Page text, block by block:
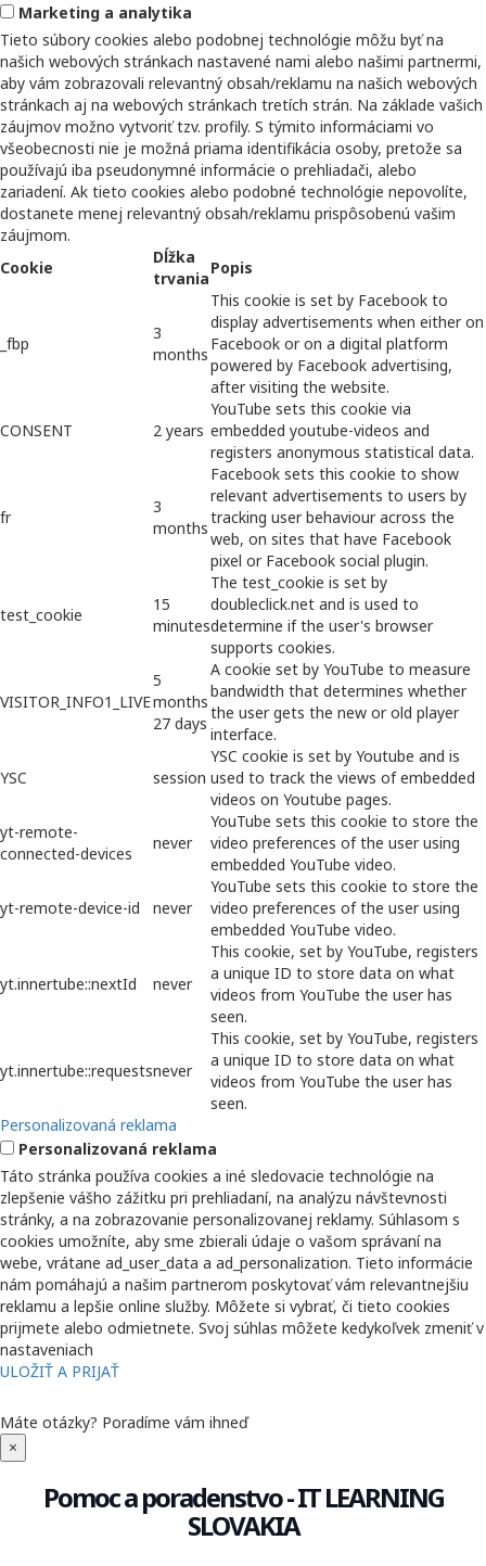
Marketing a analytika
Tieto súbory cookies alebo podobnej technológie môžu byť na
našich webových stránkach nastavené nami alebo našimi partnermi,
aby vám zobrazovali relevantný obsah/reklamu na našich webových
stránkach aj na webových stránkach tretích strán. Na základe vašich
záujmov možno vytvoriť tzv. profily. S týmito informáciami vo
všeobecnosti nie je možná priama identifikácia osoby, pretože sa
používajú iba pseudonymné informácie o prehliadači, alebo
zariadení. Ak tieto cookies alebo podobné technológie nepovolíte,
dostanete menej relevantný obsah/reklamu prispôsobenú vašim
záujmom.
Cookie
Dĺžka
trvania
Popis
_fbp
3
months
This cookie is set by Facebook to
display advertisements when either on
Facebook or on a digital platform
powered by Facebook advertising,
after visiting the website.
CONSENT 2 years
YouTube sets this cookie via
embedded youtube-videos and
registers anonymous statistical data.
fr
3
months
Facebook sets this cookie to show
relevant advertisements to users by
tracking user behaviour across the
web, on sites that have Facebook
pixel or Facebook social plugin.
test_cookie
15
minutes
The test_cookie is set by
doubleclick.net and is used to
determine if the user's browser
supports cookies.
VISITOR_INFO1_LIVE
5
months
27 days
A cookie set by YouTube to measure
bandwidth that determines whether
the user gets the new or old player
interface.
YSC session
YSC cookie is set by Youtube and is
used to track the views of embedded
videos on Youtube pages.
yt-remote-
connected-devices
never
YouTube sets this cookie to store the
video preferences of the user using
embedded YouTube video.
yt-remote-device-id never
YouTube sets this cookie to store the
video preferences of the user using
embedded YouTube video.
yt.innertube::nextId never
This cookie, set by YouTube, registers
a unique ID to store data on what
videos from YouTube the user has
seen.
yt.innertube::requestsnever
This cookie, set by YouTube, registers
a unique ID to store data on what
videos from YouTube the user has
seen.
Personalizovaná reklama
Personalizovaná reklama
Táto stránka používa cookies a iné sledovacie technológie na
zlepšenie vášho zážitku pri prehliadaní, na analýzu návštevnosti
stránky, a na zobrazovanie personalizovanej reklamy. Súhlasom s
cookies umožníte, aby sme zbierali údaje o vašom správaní na
webe, vrátane ad_user_data a ad_personalization. Tieto informácie
nám pomáhajú a našim partnerom poskytovať vám relevantnejšiu
reklamu a lepšie online služby. Môžete si vybrať, či tieto cookies
prijmete alebo odmietnete. Svoj súhlas môžete kedykoľvek zmeniť v
nastaveniach
ULOŽIŤ A PRIJAŤ
Máte otázky? Poradíme vám ihneď
×
Pomoc a poradenstvo - IT LEARNING
SLOVAKIA